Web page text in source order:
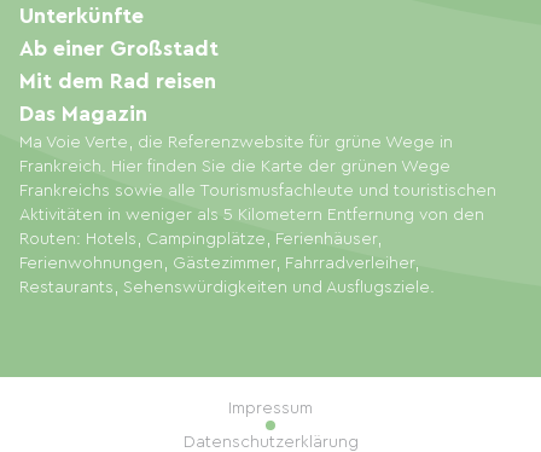
Ma Voie Verte, die Referenzwebsite für grüne Wege in
Frankreich. Hier finden Sie die Karte der grünen Wege
Frankreichs sowie alle Tourismusfachleute und touristischen
Aktivitäten in weniger als 5 Kilometern Entfernung von den
Routen: Hotels, Campingplätze, Ferienhäuser,
Ferienwohnungen, Gästezimmer, Fahrradverleiher,
Restaurants, Sehenswürdigkeiten und Ausflugsziele.
Unterkünfte
Ab einer Großstadt
Mit dem Rad reisen
Das Magazin
Impressum
Datenschutzerklärung